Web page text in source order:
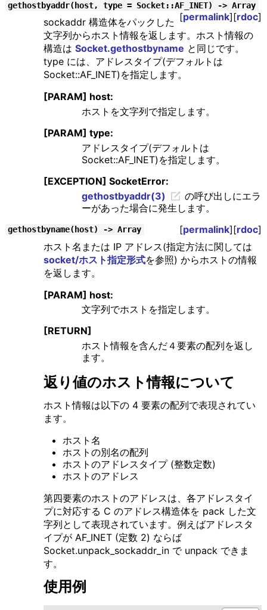
gethostbyaddr(host, type = Socket::AF_INET) -> Array
[permalink][rdoc]
sockaddr 構造体をパックした
文字列からホスト情報を返します。ホスト情報の
構造は Socket.gethostbyname と同じです。
type には、アドレスタイプ(デフォルトは
Socket::AF_INET)を指定します。
[PARAM] host:
ホストを文字列で指定します。
[PARAM] type:
アドレスタイプ(デフォルトは
Socket::AF_INET)を指定します。
[EXCEPTION] SocketError:
gethostbyaddr(3)
の呼び出しにエラ
ーがあった場合に発生します。
gethostbyname(host) -> Array [permalink][rdoc]
ホスト名または IP アドレス(指定方法に関しては
socket/ホスト指定形式を参照) からホストの情報
を返します。
[PARAM] host:
文字列でホストを指定します。
[RETURN]
ホスト情報を含んだ４要素の配列を返し
ます。
返り値のホスト情報について
ホスト情報は以下の 4 要素の配列で表現されてい
ます。
ホスト名
ホストの別名の配列
ホストのアドレスタイプ (整数定数)
ホストのアドレス
第四要素のホストのアドレスは、各アドレスタイ
プに対応する C のアドレス構造体を pack した文
字列として表現されています。例えばアドレスタ
イプが AF_INET (定数 2) ならば
Socket.unpack_sockaddr_in で unpack できま
す。
使用例